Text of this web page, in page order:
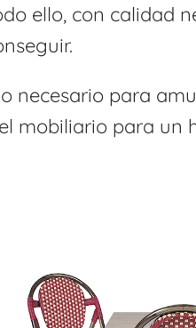
ello, con calidad
necesario para
mobiliario para un